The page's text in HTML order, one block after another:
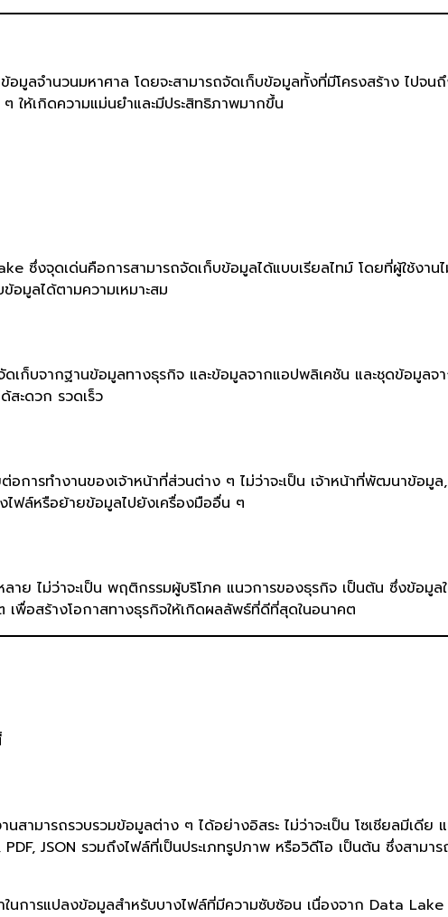
จำนวนมหาศาล โดยจะสามารถจัดเก็บข้อมูลทั้งที่มีโครงสร้าง ไปจน
ให้เกิดความแม่นยำและมีประสิทธิภาพมากขึ้น
ซึ่งจุดเด่นคือการสามารถจัดเก็บข้อมูลได้แบบเรียลไทม์ โดยที่ผู้ใช้งา
อมูลได้ตามความเหมาะสม
ดเก็บจากฐานข้อมูลทางธุรกิจ และข้อมูลจากแอปพลิเคชัน และชุดข้อมู
สะดวก รวดเร็ว
การทำงานของเจ้าหน้าที่ส่วนต่าง ๆ ไม่ว่าจะเป็น เจ้าหน้าที่พัฒนาข้อมู
ไฟล์หรือย้ายข้อมูลไปยังเครื่องมืออื่น ๆ
ไม่ว่าจะเป็น พฤติกรรมผู้บริโภค แนวการของธุรกิจ เป็นต้น ซึ่งข้อมูล
อสร้างโอกาสทางธุรกิจให้เกิดผลลัพธ์ที่ดีที่สุดในอนาคต
ามารถรวบรวมข้อมูลต่าง ๆ ได้อย่างอิสระ ไม่ว่าจะเป็น โซเชียลมีเดี
JSON รวมถึงไฟล์ที่เป็นประเภทรูปภาพ หรือวิดีโอ เป็นต้น ซึ่งสามา
การแปลงข้อมูลสำหรับบางไฟล์ที่มีความซับซ้อน เนื่องจาก Data Lake